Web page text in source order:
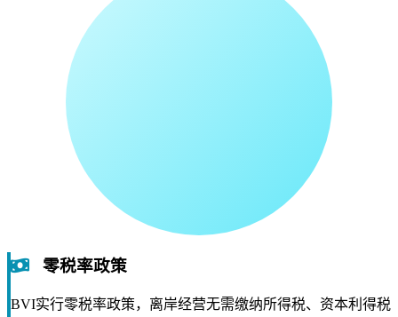
零税率政策
BVI实行零税率政策，离岸经营无需缴纳所得税、资本利得税